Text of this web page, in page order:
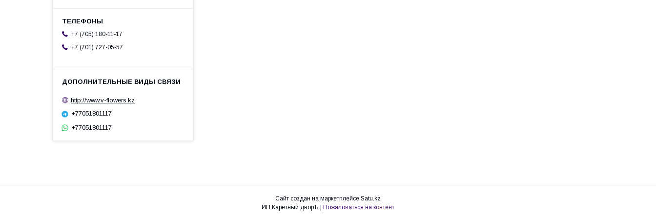
+7 (705) 180-11-17
+7 (701) 727-05-57
http://www.v-flowers.kz
+77051801117
+77051801117
Сайт создан на маркетплейсе Satu.kz
Пожаловаться на контент